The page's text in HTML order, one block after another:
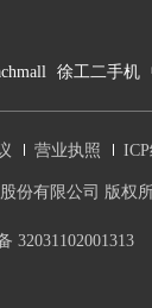
徐工二手机
营业执照
份有限公司 版权
32031102001313